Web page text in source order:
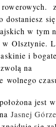
dostaniesz
w tym
w Olsztynie.
i
na
wolnego
jest
Jasnej Górze